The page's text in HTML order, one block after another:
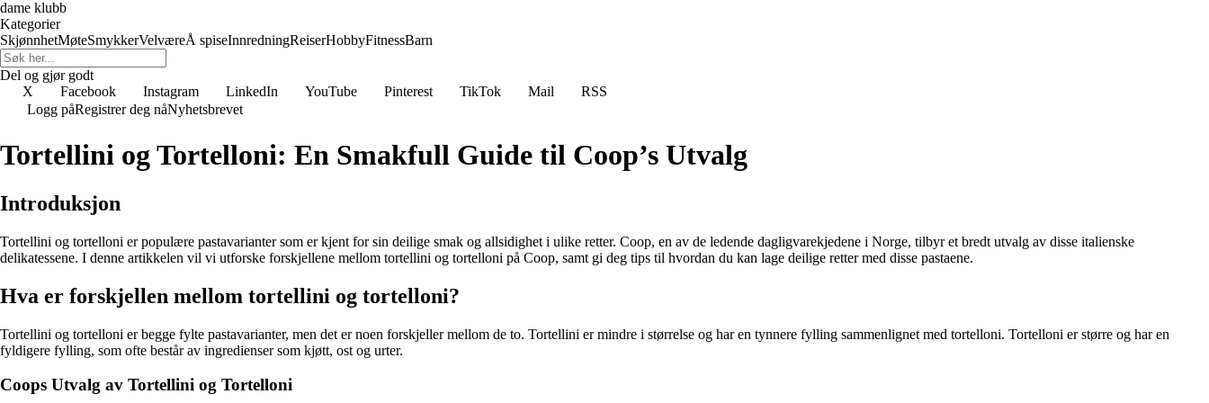
dame klubb
Kategorier
SkjønnhetMøteSmykkerVelværeÅ spiseInnredningReiserHobbyFitnessBarn
Del og gjør godt
X
Facebook Instagram LinkedIn YouTube Pinterest TikTok Mail
RSS
Logg påRegistrer deg nåNyhetsbrevet
Tortellini og Tortelloni: En Smakfull Guide til Coop’s Utvalg
Introduksjon
Tortellini og tortelloni er populære pastavarianter som er kjent for sin deilige smak og allsidighet i ulike retter. Coop, en av de ledende dagligvarekjedene i Norge, tilbyr et bredt utvalg av disse italienske
delikatessene. I denne artikkelen vil vi utforske forskjellene mellom tortellini og tortelloni på Coop, samt gi deg tips til hvordan du kan lage deilige retter med disse pastaene.
Hva er forskjellen mellom tortellini og tortelloni?
Tortellini og tortelloni er begge fylte pastavarianter, men det er noen forskjeller mellom de to. Tortellini er mindre i størrelse og har en tynnere fylling sammenlignet med tortelloni. Tortelloni er større og har en
fyldigere fylling, som ofte består av ingredienser som kjøtt, ost og urter.
Coops Utvalg av Tortellini og Tortelloni